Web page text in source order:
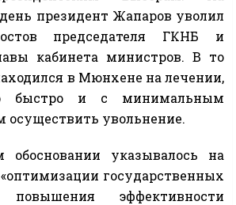
президент Жапаров уволил
председателя ГКНБ и
кабинета министров. В то
в Мюнхене на лечении,
быстро и с минимальным
осуществить увольнение.
обосновании указывалось на
государственных
эффективности